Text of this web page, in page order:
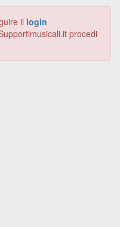
il login
procedi